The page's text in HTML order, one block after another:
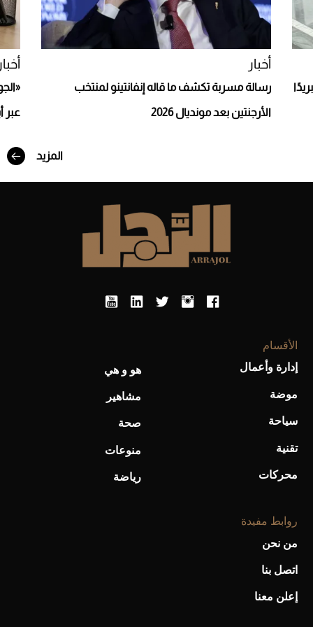
أحذية Mary Jane: ترف وأناقة للرجال
أخبار
رسالة مسربة تكشف ما قاله إنفانتينو لمنتخب
الأرجنتين بعد مونديال 2026 عبر
المزيد
الأقسام
إدارة وأعمال
موضة
سياحة
تقنية
محركات
هو و هي
مشاهير
صحة
منوعات
رياضة
روابط مفيدة
من نحن
اتصل بنا
إعلن معنا